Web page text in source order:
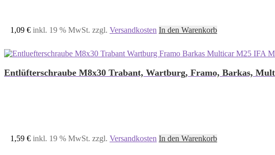
1,09 € inkl. 19 % MwSt. zzgl. Versandkosten In den Warenkorb
Entlüfterschraube M8x30 Trabant, Wartburg, Framo, Barkas,
1,59 € inkl. 19 % MwSt. zzgl. Versandkosten In den Warenkorb